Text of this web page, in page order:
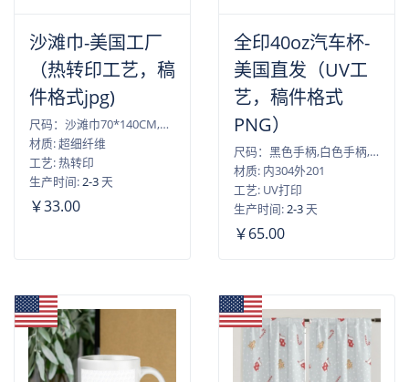
沙滩巾-美国工厂
（热转印工艺，稿
件格式jpg)
尺码：沙滩巾70*140CM,沙滩巾75*150CM,沙滩巾80*160CM
材质: 超细纤维
工艺: 热转印
生产时间: 2-3天
￥33.00
全印40oz汽车杯-
美国直发（UV工
艺，稿件格式
PNG）
尺码：黑色手柄,白色手柄,粉色手柄,紫色手柄,玫红色手柄,浅蓝色手柄,薄荷绿手柄
材质: 内304外201
工艺: UV打印
生产时间: 2-3天
￥65.00